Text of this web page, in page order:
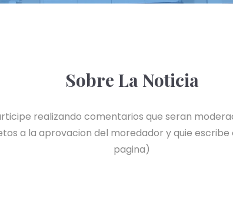
Sobre La Noticia
realizando comentarios que seran
a la aprovacion del moredador y quie
pagina)